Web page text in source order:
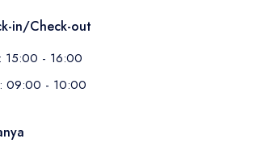
in/Check-out
15:00 - 16:00
09:00 - 10:00